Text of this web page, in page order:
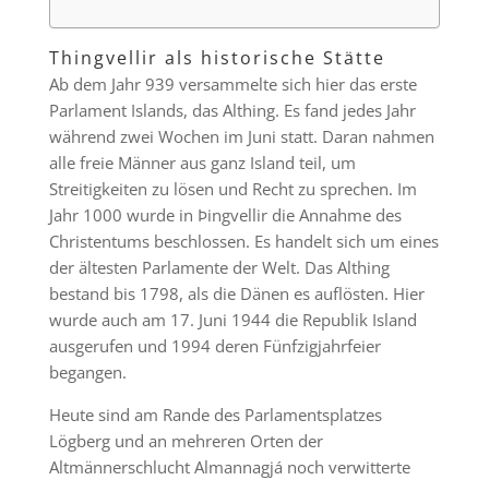
Thingvellir als historische Stätte
Ab dem Jahr 939 versammelte sich hier das erste
Parlament Islands, das Althing. Es fand jedes Jahr
während zwei Wochen im Juni statt. Daran nahmen
alle freie Männer aus ganz Island teil, um
Streitigkeiten zu lösen und Recht zu sprechen. Im
Jahr 1000 wurde in Þingvellir die Annahme des
Christentums beschlossen. Es handelt sich um eines
der ältesten Parlamente der Welt. Das Althing
bestand bis 1798, als die Dänen es auflösten. Hier
wurde auch am 17. Juni 1944 die Republik Island
ausgerufen und 1994 deren Fünfzigjahrfeier
begangen.
Heute sind am Rande des Parlamentsplatzes
Lögberg und an mehreren Orten der
Altmännerschlucht Almannagjá noch verwitterte